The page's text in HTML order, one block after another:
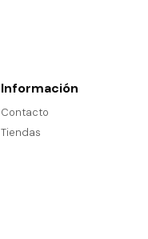
Información
Contacto
Tiendas